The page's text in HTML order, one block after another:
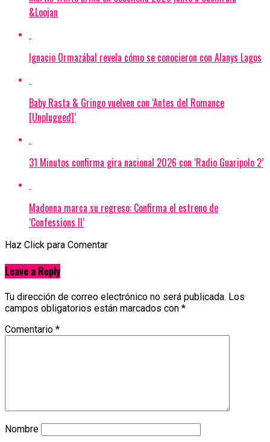
&Loojan
Ignacio Ormazábal revela cómo se conocieron con Alanys Lagos
Baby Rasta & Gringo vuelven con ‘Antes del Romance
[Unplugged]’
31 Minutos confirma gira nacional 2026 con ‘Radio Guaripolo 2’
Madonna marca su regreso: Confirma el estreno de
‘Confessions II’
Haz Click para Comentar
Leave a Reply
Tu dirección de correo electrónico no será publicada. Los
campos obligatorios están marcados con *
Comentario *
Nombre